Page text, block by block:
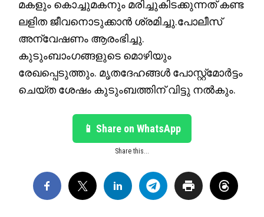
മകളും കൊച്ചുമകനും മരിച്ചുകിടക്കുന്നത് കണ്ട
ലളിത ജീവനൊടുക്കാൻ ശ്രമിച്ചു.പോലീസ്
അന്വേഷണം ആരംഭിച്ചു.
കുടുംബാംഗങ്ങളുടെ മൊഴിയും
രേഖപ്പെടുത്തും. മൃതദേഹങ്ങൾ പോസ്റ്റ്‌മോർട്ടം
ചെയ്ത ശേഷം കുടുംബത്തിന് വിട്ടു നൽകും.
📱 Share on WhatsApp
Share this...